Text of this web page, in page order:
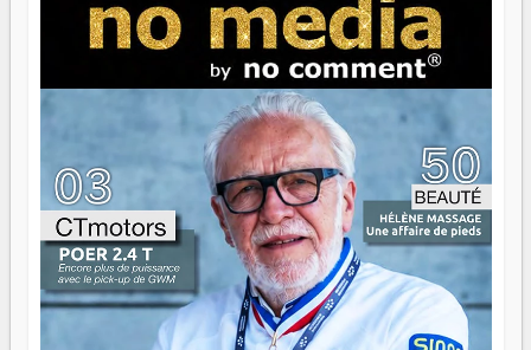
serait passer à côté d'une chose essentielle. La fougue, ça
brûle fort — et parfois, ça brûle vite. Une flamme sans
direction peut éclairer autant qu'elle peut consumer. C'est
là que les aînés entrent en scène — pas pour reprendre le
gouvernail, mais pour montrer où sont les récifs. Les jeunes
ont la force, les vieux ont l'expérience, comme on dit. Ce
n'est pas un combat de générations — c'est une question
d'équipage. Partagez vos réussites, mais aussi vos échecs.
Surtout vos échecs, d'ailleurs — ils enseignent mieux que
n'importe quel manuel. À Madagascar, la barque avance.
Il faut juste s'assurer que tout le monde rame dans le
même sens.